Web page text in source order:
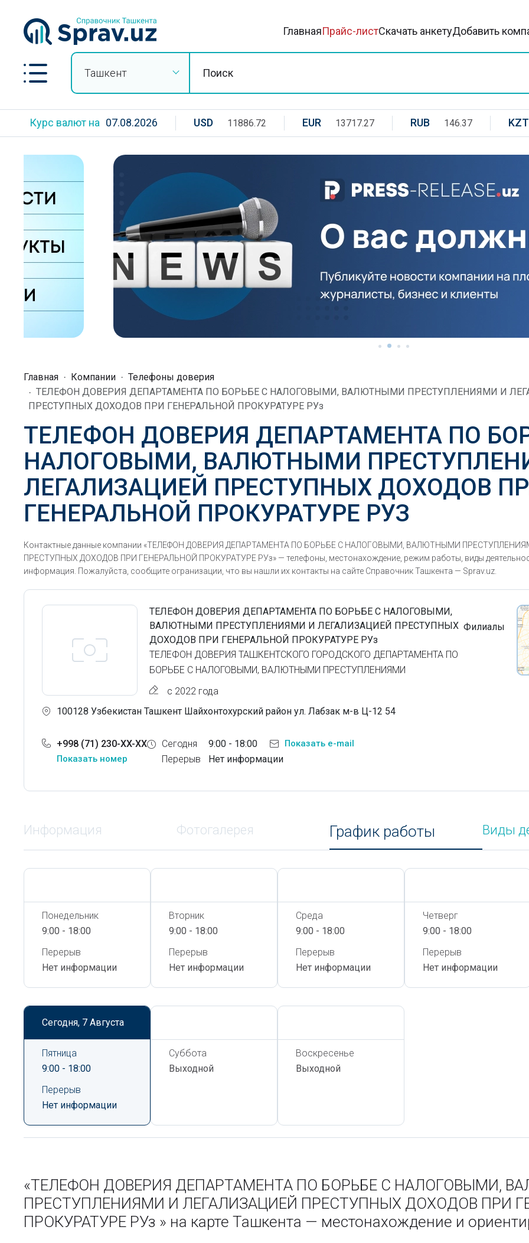
ГлавнаяПрайс-листСкачать анкетуДобавить
Ташкент
Курс валют на 07.08.2026 USD 11886.72 EUR 13717.27 RUB 146.37 KZT
Главная Компании
Телефоны доверия
ТЕЛЕФОН ДОВЕРИЯ ДЕПАРТАМЕНТА ПО БОРЬБЕ С НАЛОГОВЫМИ, ВАЛЮТНЫМИ ПРЕСТУПЛЕНИЯМИ И
ПРЕСТУПНЫХ ДОХОДОВ ПРИ ГЕНЕРАЛЬНОЙ ПРОКУРАТУРЕ РУз
ТЕЛЕФОН ДОВЕРИЯ ДЕПАРТАМЕНТА ПО
НАЛОГОВЫМИ, ВАЛЮТНЫМИ
ЛЕГАЛИЗАЦИЕЙ ПРЕСТУПНЫХ ДОХОДОВ
ГЕНЕРАЛЬНОЙ ПРОКУРАТУРЕ РУЗ
Контактные данные компании «ТЕЛЕФОН ДОВЕРИЯ ДЕПАРТАМЕНТА ПО БОРЬБЕ С НАЛОГОВЫМИ, ВАЛЮТНЫМИ
ПРЕСТУПНЫХ ДОХОДОВ ПРИ ГЕНЕРАЛЬНОЙ ПРОКУРАТУРЕ РУз» — телефоны, местонахождение, режим работы, виды
информация. Пожалуйста, сообщите огранизации, что вы нашли их контакты на сайте Справочник Ташкента — Sprav.uz.
ТЕЛЕФОН ДОВЕРИЯ ДЕПАРТАМЕНТА ПО БОРЬБЕ С НАЛОГОВЫМИ,
ВАЛЮТНЫМИ ПРЕСТУПЛЕНИЯМИ И ЛЕГАЛИЗАЦИЕЙ ПРЕСТУПНЫХ
ДОХОДОВ ПРИ ГЕНЕРАЛЬНОЙ ПРОКУРАТУРЕ РУз
ТЕЛЕФОН ДОВЕРИЯ ТАШКЕНТСКОГО ГОРОДСКОГО ДЕПАРТАМЕНТА ПО
БОРЬБЕ С НАЛОГОВЫМИ, ВАЛЮТНЫМИ ПРЕСТУПЛЕНИЯМИ
с 2022 года
Филиалы
100128 Узбекистан Ташкент Шайхонтохурский район ул. Лабзак м-в Ц-12 54
+998 (71) 230-XX-XX
Показать номер
Сегодня
Перерыв
9:00 - 18:00
Нет информации
Показать e-mail
Информация Фотогалерея График работы Виды
Понедельник
9:00 - 18:00
Перерыв
Нет информации
Вторник
9:00 - 18:00
Перерыв
Нет информации
Среда
9:00 - 18:00
Перерыв
Нет информации
Четверг
9:00 - 18:00
Перерыв
Нет информации
Сегодня, 7 Августа
Пятница
9:00 - 18:00
Перерыв
Нет информации
Суббота
Выходной
Воскресенье
Выходной
«ТЕЛЕФОН ДОВЕРИЯ ДЕПАРТАМЕНТА ПО БОРЬБЕ С НАЛОГОВЫМИ,
ПРЕСТУПЛЕНИЯМИ И ЛЕГАЛИЗАЦИЕЙ ПРЕСТУПНЫХ ДОХОДОВ ПРИ
ПРОКУРАТУРЕ РУз » на карте Ташкента — местонахождение и